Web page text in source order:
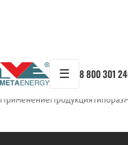
☰ 8 800 301
← Продукция/
ПрименениеПродукция